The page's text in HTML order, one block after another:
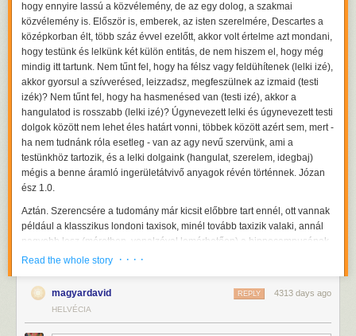
hogy ennyire lassú a közvélemény, de az egy dolog, a szakmai
közvélemény is. Először is, emberek, az isten szerelmére, Descartes a
középkorban élt, több száz évvel ezelőtt, akkor volt értelme azt mondani,
hogy testünk és lelkünk két külön entitás, de nem hiszem el, hogy még
mindig itt tartunk. Nem tűnt fel, hogy ha félsz vagy feldühítenek (lelki izé),
akkor gyorsul a szívverésed, leizzadsz, megfeszülnek az izmaid (testi
izék)? Nem tűnt fel, hogy ha hasmenésed van (testi izé), akkor a
hangulatod is rosszabb (lelki izé)? Úgynevezett lelki és úgynevezett testi
dolgok között nem lehet éles határt vonni, többek között azért sem, mert -
ha nem tudnánk róla esetleg - van az agy nevű szervünk, ami a
testünkhöz tartozik, és a lelki dolgaink (hangulat, szerelem, idegbaj)
mégis a benne áramló ingerületátvivő anyagok révén történnek. Józan
ész 1.0.
Aztán. Szerencsére a tudomány már kicsit előbbre tart ennél, ott vannak
például a klasszikus londoni taxisok, minél tovább taxizik valaki, annál
nagyobb lesz (méretben, vonalzóval lemérhetően) a hippocampusának
a térbeli memóriáért felelős területe. Ezt már annyiszor elmondtam és
szemléletes példája annak, hogy életeseményeink (jelen esetben a
taxizás) hatnak agyunk fizikai felépítésére (is).
Térjünk vissza a stresszhez, mert az könnyű. Stressz ér minket, erre
Read the whole story · · · ·
magyardavid 4313 days ago
REPLY
HELVÉCIA